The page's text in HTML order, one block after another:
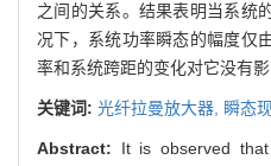
之间的关系。结果表明当系统
况下，系统功率瞬态的幅度仅
率和系统跨距的变化对它没有影
关键词: 光纤拉曼放大器, 瞬态
Abstract: It is observed